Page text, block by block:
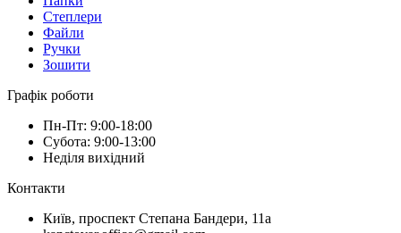
Степлери
Файли
Ручки
Зошити
Графік роботи
Пн-Пт: 9:00-18:00
Субота: 9:00-13:00
Неділя вихідний
Контакти
Київ, проспект Степана Бандери, 11а